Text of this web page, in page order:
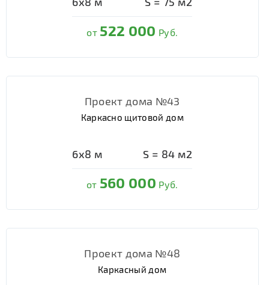
от 522 000 Руб.
Проект дома №43
Каркасно щитовой дом
6х8 м S = 84 м2
от 560 000 Руб.
Проект дома №48
Каркасный дом